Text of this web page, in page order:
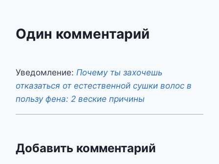
Один комментарий
Уведомление: Почему ты захочешь
отказаться от естественной сушки волос в
пользу фена: 2 веские причины
Добавить комментарий